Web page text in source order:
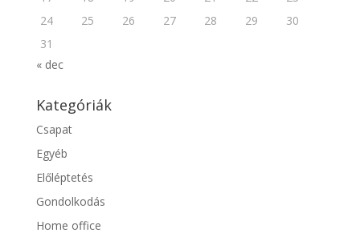
24
25 26 27 28 29
30
31
« dec
Kategóriák
Csapat
Egyéb
Előléptetés
Gondolkodás
Home office